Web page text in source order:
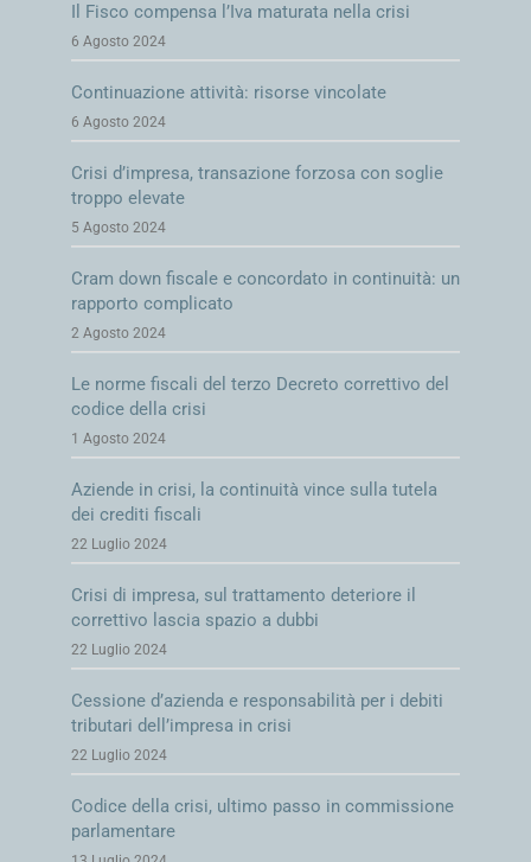
Il Fisco compensa l’Iva maturata nella crisi
6 Agosto 2024
Continuazione attività: risorse vincolate
6 Agosto 2024
Crisi d’impresa, transazione forzosa con soglie
troppo elevate
5 Agosto 2024
Cram down fiscale e concordato in continuità: un
rapporto complicato
2 Agosto 2024
Le norme fiscali del terzo Decreto correttivo del
codice della crisi
1 Agosto 2024
Aziende in crisi, la continuità vince sulla tutela
dei crediti fiscali
22 Luglio 2024
Crisi di impresa, sul trattamento deteriore il
correttivo lascia spazio a dubbi
22 Luglio 2024
Cessione d’azienda e responsabilità per i debiti
tributari dell’impresa in crisi
22 Luglio 2024
Codice della crisi, ultimo passo in commissione
parlamentare
Imputazione a periodo delle somme liquidate a
seguito di sentenze provvisoriamente esecutive
Esdebitazione, niente tasse anche sui vecchi stralci
liquidazione controllata
Sopravvenienze non tassate anche nelle nuove
esdebitazioni
fiscali
I giudici allargano il ruolo dell’esperto
Concordato in continuità, la priorità relativa resta
salda
Ristrutturazione dei debiti sulla sfera privata del
Concordato, per l’omologa basta il sì di pochi creditori
© Copyright 2012 - 2026 | Giulio Andreani | PRIVACY COOKIE
Powered by
Emotion Design